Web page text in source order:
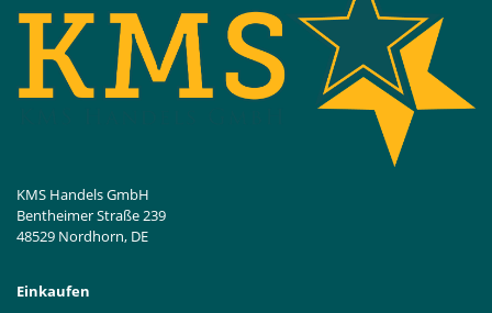
KMS Handels GmbH
Bentheimer Straße 239
48529 Nordhorn, DE
Einkaufen